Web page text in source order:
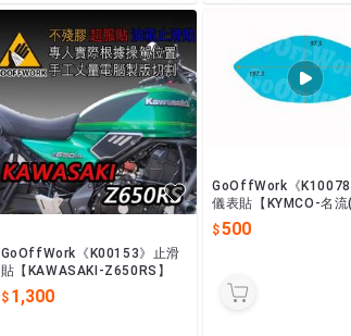
GoOffWork《K00153》止滑
貼【KAWASAKI-Z650RS】
1,300
GoOffWork《
儀表貼【KYMCO-名流(
500